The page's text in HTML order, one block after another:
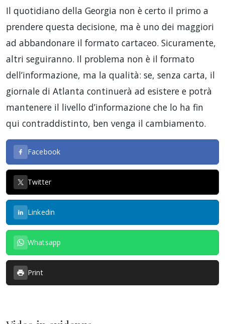
Il quotidiano della Georgia non è certo il primo a
prendere questa decisione, ma è uno dei maggiori
ad abbandonare il formato cartaceo. Sicuramente,
altri seguiranno. Il problema non è il formato
dell’informazione, ma la qualità: se, senza carta, il
giornale di Atlanta continuerà ad esistere e potrà
mantenere il livello d’informazione che lo ha fin
qui contraddistinto, ben venga il cambiamento.
Facebook
Twitter
Linkedin
Whatsapp
Print